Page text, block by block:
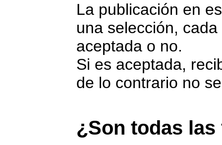
La publicación en
una selección,
aceptada o no.
Si es aceptada,
de lo contrario no
¿Son todas